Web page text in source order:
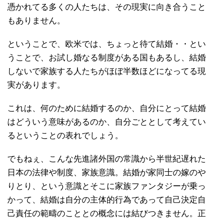
憑かれてる多くの人たちは、その現実に向き合うこと
もありません。
ということで、欧米では、ちょっと待て結婚・・とい
うことで、お試し婚なる制度がある国もあるし、結婚
しないで家族する人たちがほぼ半数ほどになってる現
実があります。
これは、何のために結婚するのか、自分にとって結婚
はどういう意味があるのか、自分ごととして考えてい
るということの表れでしょう。
でもねぇ、こんな先進諸外国の常識から半世紀遅れた
日本の法律や制度、家族意識。結婚が家同士の嫁のや
りとり、という意識とそこに家族ファンタジーが乗っ
かって、結婚は自分の主体的行為であって自己決定自
己責任の範疇のこととの概念には結びつきません。正